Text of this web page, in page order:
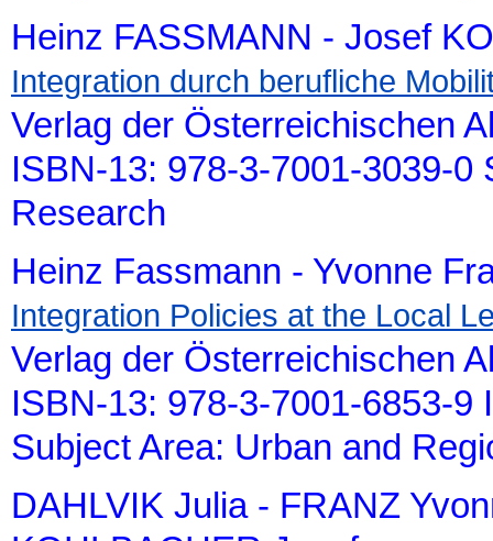
Heinz FASSMANN - Josef
Integration durch berufliche
Verlag der Österreichischen
ISBN-13: 978-3-7001-3039-0
Research
Heinz Fassmann - Yvonne
Integration Policies at the Local
Verlag der Österreichischen
ISBN-13: 978-3-7001-6853-
Subject Area: Urban and
DAHLVIK Julia - FRANZ